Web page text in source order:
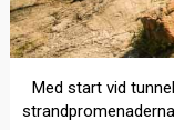
Med start vid